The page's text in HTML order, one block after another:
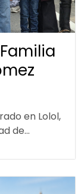
en Lolol,
de...